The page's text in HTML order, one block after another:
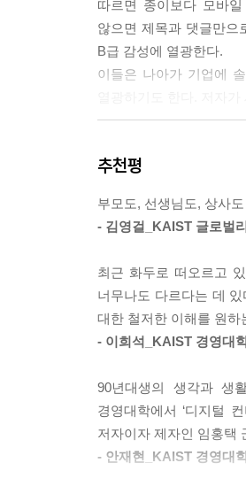
90년대생들의 의식은 기
이들도 앞선 세대들과
구를 가지고 있다는 점,
라고 생각하고 살아갈 것
래에 대한 것이다. 충성
에 대한 충성심을 고취
--- p.156
현재 우리나라도 일자리
00년대 출생자들이 본
수 있는 것이다. 실제로
시기가 올 수 있다.
새로운 세대는 참여라는
없는 일이나 말 따위에
정의에 따르면 그들은
따르면 종이보다 모바
않으면 제목과 댓글만으
B급 감성에 열광한다.
이들은 나아가 기업에
빠르게 변하는 세상에서
책에서 저자가 만난 많
삼는다. 안정을 추구하
사회적·경제적 환경에
그러나 기성세대는 자
그러나 저자는 과거의
386세대나 88만 원 세대
저자는 나아가 90년대
또한 빠르게 변하는 세
위해 필요하다는 것을 이
추천평
부모도, 선생님도, 상사
- 김영걸_KAIST 글로벌
최근 화두로 떠오르고
너무나도 다르다는 데
대한 철저한 이해를 원
- 이희석_KAIST 경영대
90년대생의 생각과 생
경영대학에서 ‘디지털
저자이자 제자인 임홍택
- 안재현_KAIST 경영대